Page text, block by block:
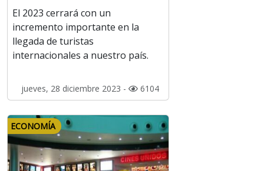
El 2023 cerrará con un
incremento importante en la
llegada de turistas
internacionales a nuestro país.
jueves, 28 diciembre 2023 - 6104
ECONOMÍA